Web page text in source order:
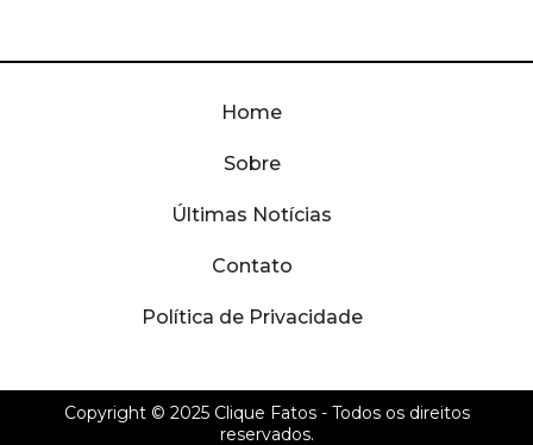
Home
Sobre
Últimas Notícias
Contato
Política de Privacidade
Copyright © 2025 Clique Fatos- Todos os direitos
reservados.